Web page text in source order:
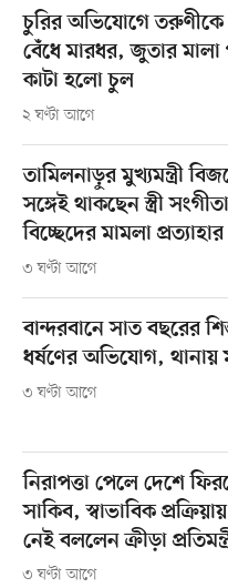
চুরির অভিযোগে তরুণীকে
বেঁধে মারধর, জুতার মালা
কাটা হলো চুল
২ ঘণ্টা আগে
তামিলনাড়ুর মুখ্যমন্ত্রী
সঙ্গেই থাকছেন স্ত্রী
বিচ্ছেদের মামলা প্রত্যাহার
৩ ঘণ্টা আগে
বান্দরবানে সাত বছরের
ধর্ষণের অভিযোগ, থানায়
৩ ঘণ্টা আগে
নিরাপত্তা পেলে দেশে
সাকিব, স্বাভাবিক
নেই বললেন ক্রীড়া
৩ ঘণ্টা আগে